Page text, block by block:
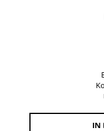
IN